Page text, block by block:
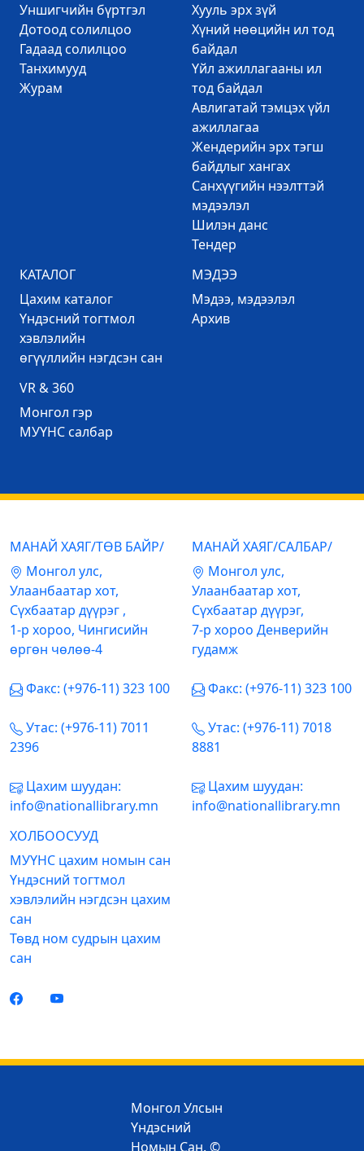
Уншигчийн бүртгэл
Дотоод солилцоо
Гадаад солилцоо
Танхимууд
Журам
Хууль эрх зүй
Хүний нөөцийн ил тод
байдал
Үйл ажиллагааны ил
тод байдал
Авлигатай тэмцэх үйл
ажиллагаа
Жендерийн эрх тэгш
байдлыг хангах
Санхүүгийн нээлттэй
мэдээлэл
Шилэн данс
Тендер
КАТАЛОГ
Цахим каталог
Үндэсний тогтмол
хэвлэлийн
өгүүллийн нэгдсэн сан
МЭДЭЭ
Mэдээ, мэдээлэл
Архив
VR & 360
Mонгол гэр
МУҮНС салбар
МАНАЙ ХАЯГ/ТӨВ БАЙР/
Mонгол улс,
Улаанбаатар хот,
Сүхбаатар дүүрэг ,
1-р хороо, Чингисийн
өргөн чөлөө-4
Факс: (+976-11) 323 100
Утас: (+976-11) 7011
2396
Цахим шуудан:
info@nationallibrary.mn
МАНАЙ ХАЯГ/САЛБАР/
Mонгол улс,
Улаанбаатар хот,
Сүхбаатар дүүрэг,
7-р хороо Денверийн
гудамж
Факс: (+976-11) 323 100
Утас: (+976-11) 7018
8881
Цахим шуудан:
info@nationallibrary.mn
ХОЛБООСУУД
МУҮНС цахим номын сан
Үндэсний тогтмол
хэвлэлийн нэгдсэн цахим
сан
Төвд ном судрын цахим
сан
Монгол Улсын
Үндэсний
Номын Сан. ©